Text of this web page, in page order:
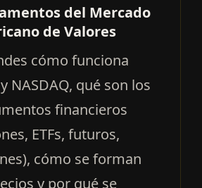
del Mercado
de Valores
cómo funciona
y NASDAQ, qué son los
financieros
ETFs, futuros,
cómo se forman
y por qué se